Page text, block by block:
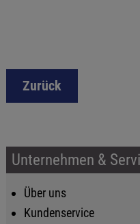
Zurück
Unternehmen &
Über uns
Kundenservice